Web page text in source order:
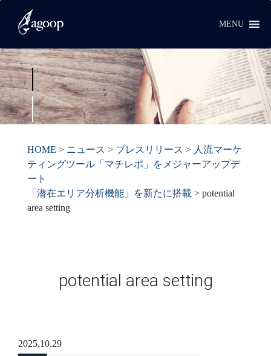
MENU
HOME > ニュース > プレスリリース > 人流マーケ
ティングツール「マチレポ」をメジャーアップデ
ート
「潜在エリア分析機能」を新たに搭載> potential
area setting
potential area setting
2025.10.29